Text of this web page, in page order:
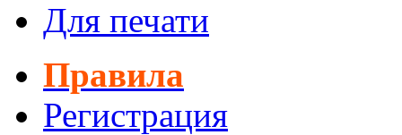
Для печати
Правила
Регистрация